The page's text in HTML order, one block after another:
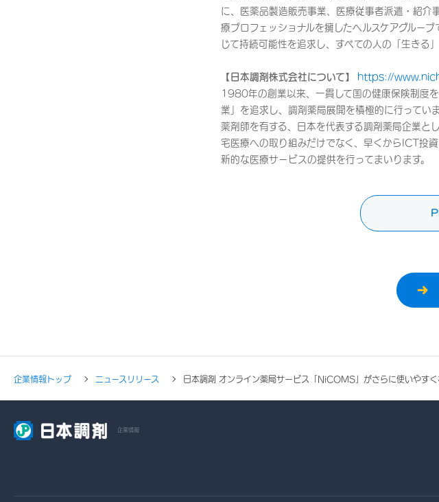
に、医薬品製造販売事業、医療従事者派遣・紹介
療プロフェッショナルを擁したヘルスケアグルー
じて持続可能性を追求し、すべての人の「生きる
【日本調剤株式会社について】
https://
1980年の創業以来、一貫して国の健康保険制度
業」を追求し、調剤薬局展開を積極的に行って
薬剤師を有する、日本を代表する調剤薬局企業と
宅医療への取り組みだけでなく、早くからICT投
新的な医療サービスの提供を行ってまいります。
企業情報トップ ニュースリリース 日本調剤 オンライン薬局サービス「NiCOMS」がさらに使いやす
企業情報